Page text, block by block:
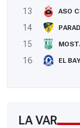
13
ASO
14
15
16
EL
LA VAR